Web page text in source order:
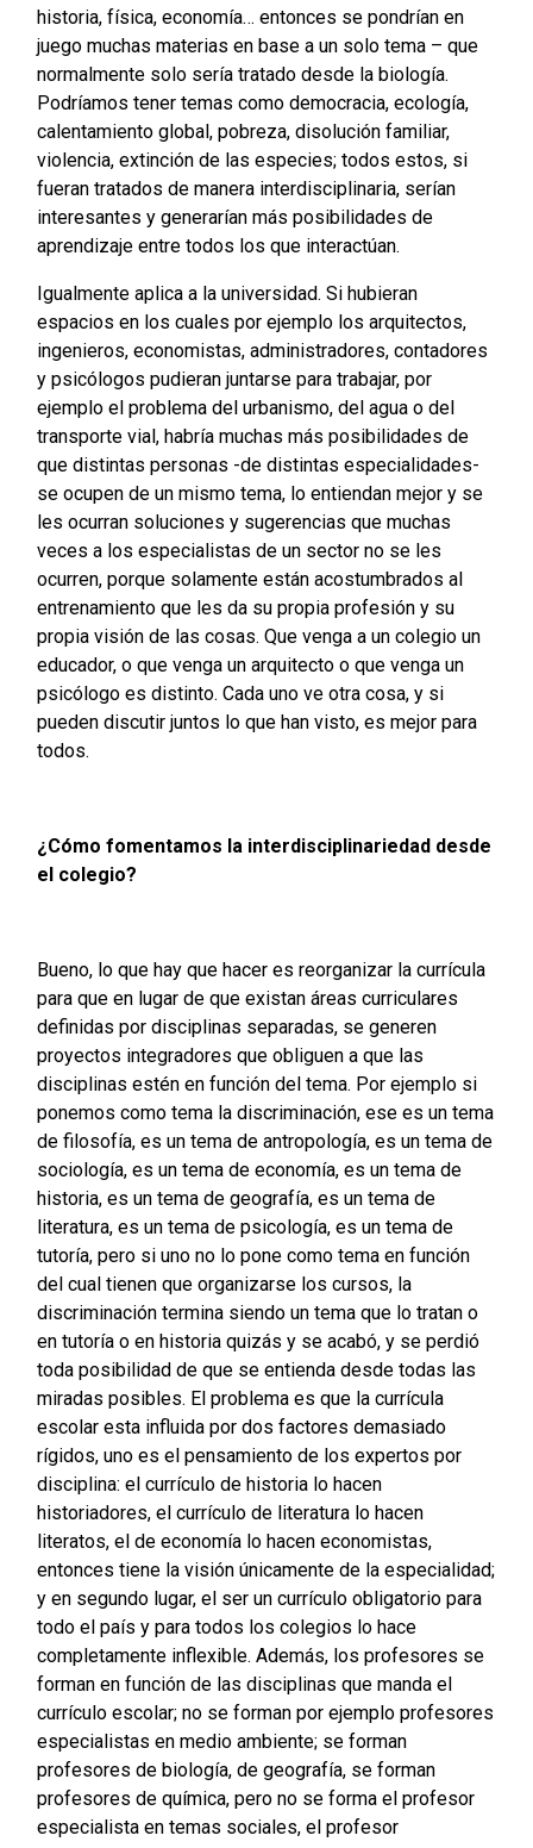
historia, física, economía… entonces se pondrían en
juego muchas materias en base a un solo tema – que
normalmente solo sería tratado desde la biología.
Podríamos tener temas como democracia, ecología,
calentamiento global, pobreza, disolución familiar,
violencia, extinción de las especies; todos estos, si
fueran tratados de manera interdisciplinaria, serían
interesantes y generarían más posibilidades de
aprendizaje entre todos los que interactúan.
Igualmente aplica a la universidad. Si hubieran
espacios en los cuales por ejemplo los arquitectos,
ingenieros, economistas, administradores, contadores
y psicólogos pudieran juntarse para trabajar, por
ejemplo el problema del urbanismo, del agua o del
transporte vial, habría muchas más posibilidades de
que distintas personas -de distintas especialidades-
se ocupen de un mismo tema, lo entiendan mejor y se
les ocurran soluciones y sugerencias que muchas
veces a los especialistas de un sector no se les
ocurren, porque solamente están acostumbrados al
entrenamiento que les da su propia profesión y su
propia visión de las cosas. Que venga a un colegio un
educador, o que venga un arquitecto o que venga un
psicólogo es distinto. Cada uno ve otra cosa, y si
pueden discutir juntos lo que han visto, es mejor para
todos.
¿Cómo fomentamos la interdisciplinariedad desde
el colegio?
Bueno, lo que hay que hacer es reorganizar la currícula
para que en lugar de que existan áreas curriculares
definidas por disciplinas separadas, se generen
proyectos integradores que obliguen a que las
disciplinas estén en función del tema. Por ejemplo si
ponemos como tema la discriminación, ese es un tema
de filosofía, es un tema de antropología, es un tema de
sociología, es un tema de economía, es un tema de
historia, es un tema de geografía, es un tema de
literatura, es un tema de psicología, es un tema de
tutoría, pero si uno no lo pone como tema en función
del cual tienen que organizarse los cursos, la
discriminación termina siendo un tema que lo tratan o
en tutoría o en historia quizás y se acabó, y se perdió
toda posibilidad de que se entienda desde todas las
miradas posibles. El problema es que la currícula
escolar esta influida por dos factores demasiado
rígidos, uno es el pensamiento de los expertos por
disciplina: el currículo de historia lo hacen
historiadores, el currículo de literatura lo hacen
literatos, el de economía lo hacen economistas,
entonces tiene la visión únicamente de la especialidad;
y en segundo lugar, el ser un currículo obligatorio para
todo el país y para todos los colegios lo hace
completamente inflexible. Además, los profesores se
forman en función de las disciplinas que manda el
currículo escolar; no se forman por ejemplo profesores
especialistas en medio ambiente; se forman
profesores de biología, de geografía, se forman
profesores de química, pero no se forma el profesor
especialista en temas sociales, el profesor